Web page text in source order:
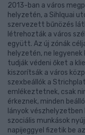
2013-ban a város
helyzetén, a Sihlquai
szervezett bűnözés
létrehozták a város
együtt. Az új zónák
helyzetén, ne
tudják védeni őket a
kiszorítsák a város
szexbeállók a
emlékeztetnek, csak
érkeznek, minden
lányok
szociális munkások
napijeggyel fizetik be